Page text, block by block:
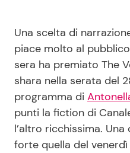
Contattaci
Pubblicità
Privacy Policy
Una scelta di
piace molto al
sera ha premiato The
shara nella serata del
programma di
punti la fiction di
l’altro ricchissima.
forte quella del